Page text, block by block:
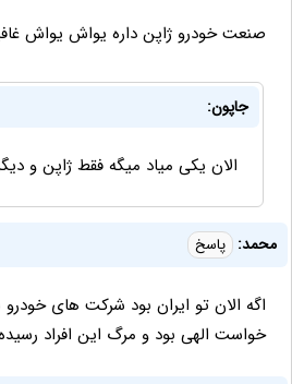
صنعت خودرو ژاپن داره یواش یواش
جاپون:
الان یکی میاد میگه فقط ژاپن و
محمد: پاسخ
اگه الان تو ایران بود شرکت های خودرو
خواست الهی بود و مرگ این افراد